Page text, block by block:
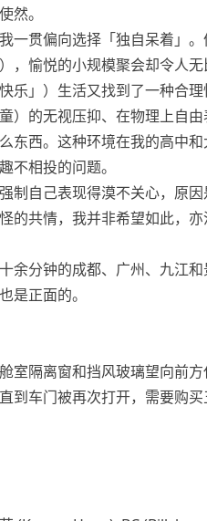
然。
一贯偏向选择「独自呆着」
愉悦的小规模聚会却令人无
乐」）生活又找到了一种合
）的无视压抑、在物理上自
东西。这种环境在我的高中
不相投的问题。
制自己表现得漠不关心，原
共情，我并非希望如此，亦
余分钟的成都、广州、九江
是正面的。
室隔离窗和挡风玻璃望向前
到车门被再次打开，需要购